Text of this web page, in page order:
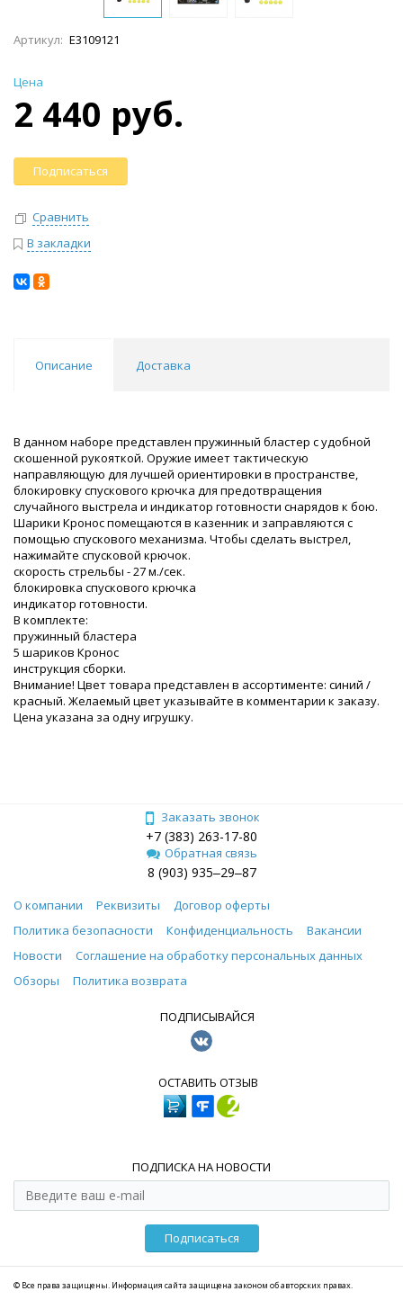
Артикул: E3109121
Цена
2 440 руб.
Подписаться
Сравнить
В закладки
Описание Доставка
В данном наборе представлен пружинный бластер с удобной
скошенной рукояткой. Оружие имеет тактическую
направляющую для лучшей ориентировки в пространстве,
блокировку спускового крючка для предотвращения
случайного выстрела и индикатор готовности снарядов к бою.
Шарики Кронос помещаются в казенник и заправляются с
помощью спускового механизма. Чтобы сделать выстрел,
нажимайте спусковой крючок.
скорость стрельбы - 27 м./сек.
блокировка спускового крючка
индикатор готовности.
В комплекте:
пружинный бластера
5 шариков Кронос
инструкция сборки.
Внимание! Цвет товара представлен в ассортименте: синий /
красный. Желаемый цвет указывайте в комментарии к заказу.
Цена указана за одну игрушку.
Заказать звонок
+7 (383) 263-17-80
Обратная связь
8 (903) 935‒29‒87
О компании Реквизиты
Договор оферты
Политика безопасности
Конфиденциальность
Вакансии
Новости
Соглашение на обработку персональных данных
Обзоры
Политика возврата
ПОДПИСЫВАЙСЯ
ОСТАВИТЬ ОТЗЫВ
ПОДПИСКА НА НОВОСТИ
Подписаться
© Все права защищены. Информация сайта защищена законом об авторских правах.